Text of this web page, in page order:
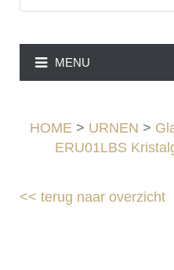
MENU
HOME > URNEN >
ERU01LBS
<<terug naar overzicht